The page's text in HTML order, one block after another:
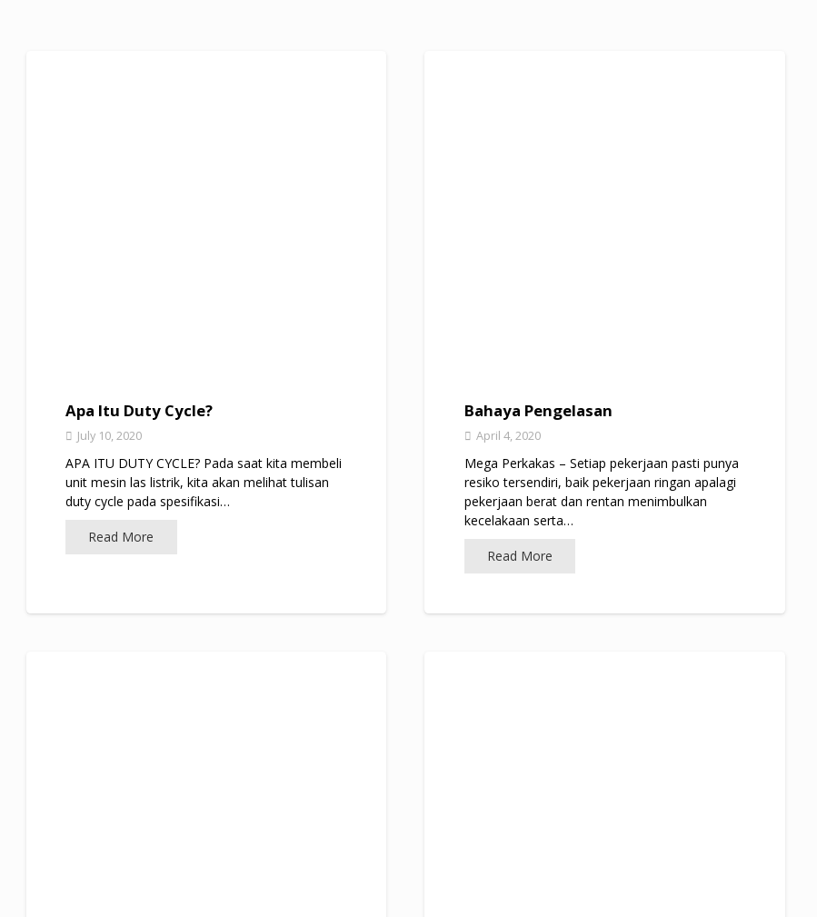
Apa Itu Duty Cycle?
July 10, 2020
APA ITU DUTY CYCLE? Pada saat kita membeli
unit mesin las listrik, kita akan melihat tulisan
duty cycle pada spesifikasi…
Read More
Bahaya Pengelasan
April 4, 2020
Mega Perkakas – Setiap pekerjaan pasti punya
resiko tersendiri, baik pekerjaan ringan apalagi
pekerjaan berat dan rentan menimbulkan
kecelakaan serta…
Read More